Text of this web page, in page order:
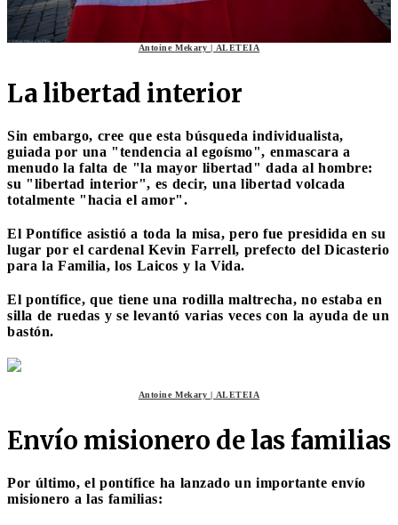
Antoine Mekary | ALETEIA
La libertad interior
Sin embargo, cree que esta búsqueda individualista,
guiada por una "tendencia al egoísmo", enmascara a
menudo la falta de "la mayor libertad" dada al hombre:
su "libertad interior", es decir, una libertad volcada
totalmente "hacia el amor".
El Pontífice asistió a toda la misa, pero fue presidida en su
lugar por el cardenal Kevin Farrell, prefecto del Dicasterio
para la Familia, los Laicos y la Vida.
El pontífice, que tiene una rodilla maltrecha, no estaba en
silla de ruedas y se levantó varias veces con la ayuda de un
bastón.
Antoine Mekary | ALETEIA
Envío misionero de las familias
Por último, el pontífice ha lanzado un importante envío
misionero a las familias: